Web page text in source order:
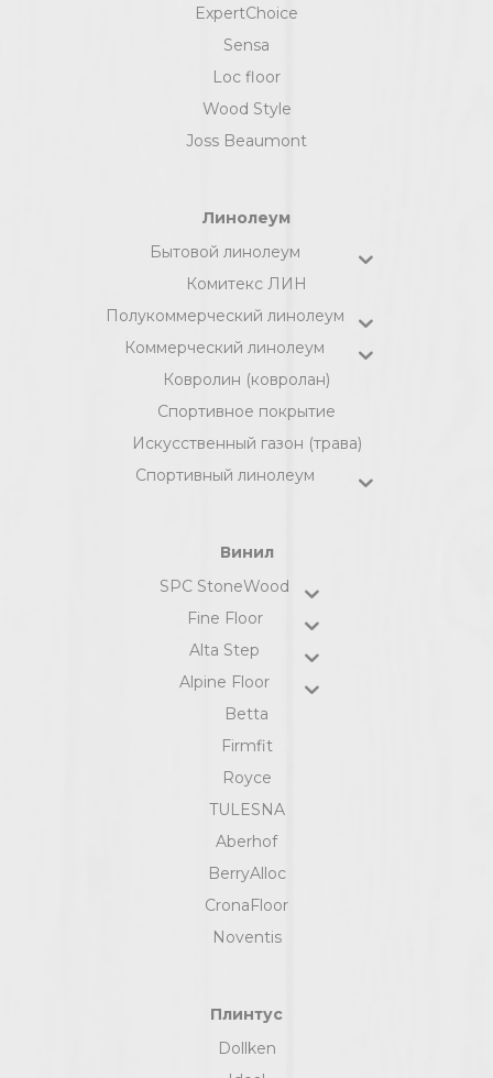
ExpertChoice
Sensa
Loc floor
Wood Style
Joss Beaumont
Линолеум
Бытовой линолеум
Комитекс ЛИН
Полукоммерческий линолеум
Коммерческий линолеум
Ковролин (ковролан)
Спортивное покрытие
Искусственный газон (трава)
Спортивный линолеум
Винил
SPC StoneWood
Fine Floor
Alta Step
Alpine Floor
Betta
Firmfit
Royce
TULESNA
Aberhof
BerryAlloc
CronaFloor
Noventis
Плинтус
Dollken